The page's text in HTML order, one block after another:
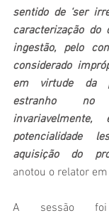
sentido de ‘ser
caracterização do
ingestão, pelo
considerado
em virtude da
estranho no
potencialidade
aquisição do
anotou o relator
A sessão foi